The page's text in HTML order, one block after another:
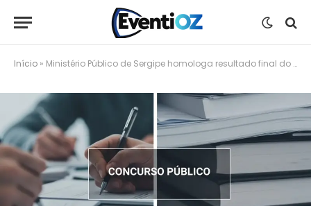
Início » Ministério Público de Sergipe homologa resultado final do concurso para técnicos e analistas